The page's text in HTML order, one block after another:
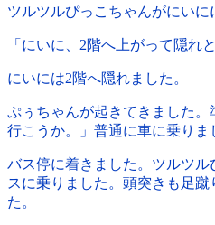
ツルツルぴっこちゃんがにいに
「にいに、2階へ上がって隠れ
にいには2階へ隠れました。
ぷぅちゃんが起きてきました
行こうか。」普通に車に乗りま
バス停に着きました。ツルツ
スに乗りました。頭突きも足
た。